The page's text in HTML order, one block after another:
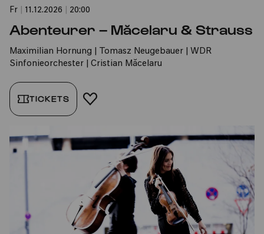
Fr 11.12.2026 20:00
Abenteurer – Măcelaru & Strauss
Maximilian Hornung | Tomasz Neugebauer | WDR
Sinfonieorchester | Cristian Măcelaru
TICKETS FAVORIT HINZUFÜGEN